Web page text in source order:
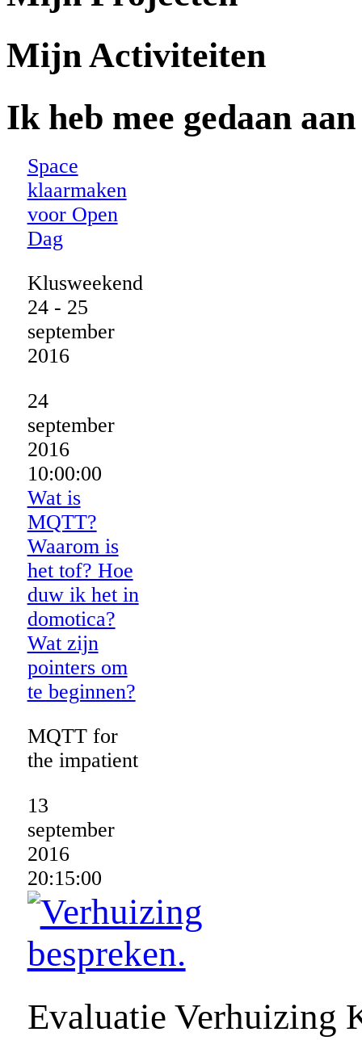
Mijn Activiteiten
Ik heb mee gedaan aan
Space
klaarmaken
voor Open
Dag
Klusweekend
24 - 25
september
2016
24
september
2016
10:00:00
Wat is
MQTT?
Waarom is
het tof? Hoe
duw ik het in
domotica?
Wat zijn
pointers om
te beginnen?
MQTT for
the impatient
13
september
2016
20:15:00
Evaluatie Verhuizing